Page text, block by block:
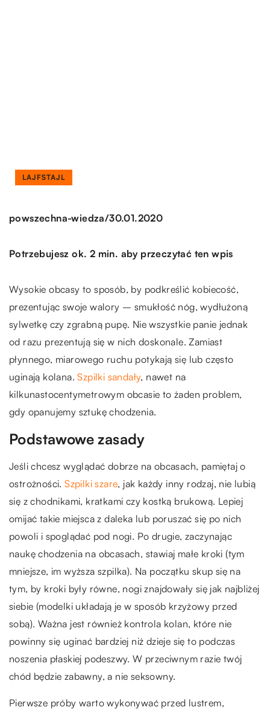
LAJFSTAJL
powszechna-wiedza/30.01.2020
Potrzebujesz ok. 2 min. aby przeczytać ten wpis
Wysokie obcasy to sposób, by podkreślić kobiecość,
prezentując swoje walory – smukłość nóg, wydłużoną
sylwetkę czy zgrabną pupę. Nie wszystkie panie jednak
od razu prezentują się w nich doskonale. Zamiast
płynnego, miarowego ruchu potykają się lub często
uginają kolana.Szpilki sandały, nawet na
kilkunastocentymetrowym obcasie to żaden problem,
gdy opanujemy sztukę chodzenia.
Podstawowe zasady
Jeśli chcesz wyglądać dobrze na obcasach, pamiętaj o
ostrożności.Szpilki szare, jak każdy inny rodzaj, nie lubią
się z chodnikami, kratkami czy kostką brukową. Lepiej
omijać takie miejsca z daleka lub poruszać się po nich
powoli i spoglądać pod nogi. Po drugie, zaczynając
naukę chodzenia na obcasach, stawiaj małe kroki (tym
mniejsze, im wyższa szpilka). Na początku skup się na
tym, by kroki były równe, nogi znajdowały się jak najbliżej
siebie (modelki układają je w sposób krzyżowy przed
sobą). Ważna jest również kontrola kolan, które nie
powinny się uginać bardziej niż dzieje się to podczas
noszenia płaskiej podeszwy. W przeciwnym razie twój
chód będzie zabawny, a nie seksowny.
Pierwsze próby warto wykonywać przed lustrem,